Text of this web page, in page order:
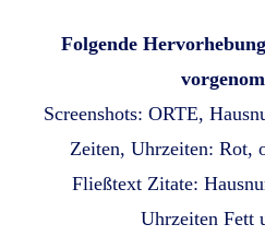
Folgende
Screenshots: ORTE,
Zeiten, Uhrzeiten: Rot,
Fließtext Zitate:
Uhrzeiten Fett